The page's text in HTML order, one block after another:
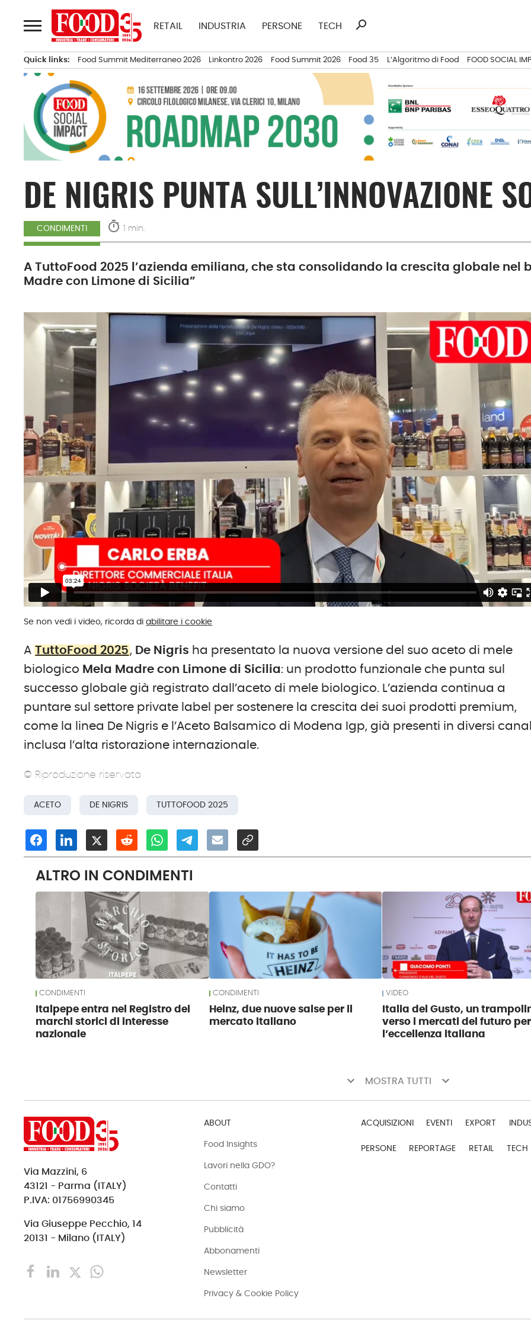
al
contenuto
RETAIL INDUSTRIA PERSONE TECH
Ricerca
search
Quick links: Food Summit Mediterraneo 2026 Linkontro 2026 Food Summit 2026 Food 35 L’Algoritmo di Food FOOD SOCIAL
DE NIGRIS PUNTA SULL’INNOVAZIONE
CONDIMENTI timer 1 min.
A TuttoFood 2025 l’azienda emiliana, che sta consolidando la crescita globale nel
Madre con Limone di Sicilia”
Se non vedi i video, ricorda diabilitare i cookie
A TuttoFood 2025 , De Nigris ha presentato la nuova versione del suo aceto di mele
biologico Mela Madre con Limone di Sicilia: un prodotto funzionale che punta sul
successo globale già registrato dall’aceto di mele biologico. L’azienda continua a
puntare sul settore private label per sostenere la crescita dei suoi prodotti premium,
come la linea De Nigris e l’Aceto Balsamico di Modena Igp, già presenti in diversi
inclusa l’alta ristorazione internazionale.
© Riproduzione riservata
ACETO DE NIGRIS TUTTOFOOD 2025
ALTRO IN CONDIMENTI
CONDIMENTI
Italpepe entra nel Registro dei
marchi storici di interesse
nazionale
CONDIMENTI
Heinz, due nuove salse per il
mercato italiano
VIDEO
Italia del Gusto, un
verso i mercati del futuro per
l’eccellenza italiana
keyboard_arrow_down MOSTRA TUTTI keyboard_arrow_down
Via Mazzini, 6
43121 - Parma (ITALY)
P.IVA: 01756990345
Via Giuseppe Pecchio, 14
20131 - Milano (ITALY)
ABOUT
Food Insights
Lavori nella GDO?
Contatti
Chi siamo
Pubblicità
Abbonamenti
Newsletter
Privacy & Cookie Policy
ACQUISIZIONI EVENTI EXPORT
PERSONE REPORTAGE RETAIL TECH